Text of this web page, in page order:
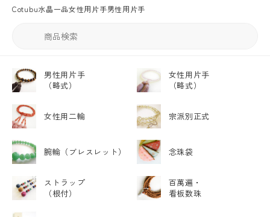
Cotubu水晶一品女性用片手男性用片手
男性用片手
（略式）
女性用片手
（略式）
女性用二輪 宗派別正式
腕輪 （ブレスレット） 念珠袋
ストラップ
（根付）
百萬遍・
看板数珠